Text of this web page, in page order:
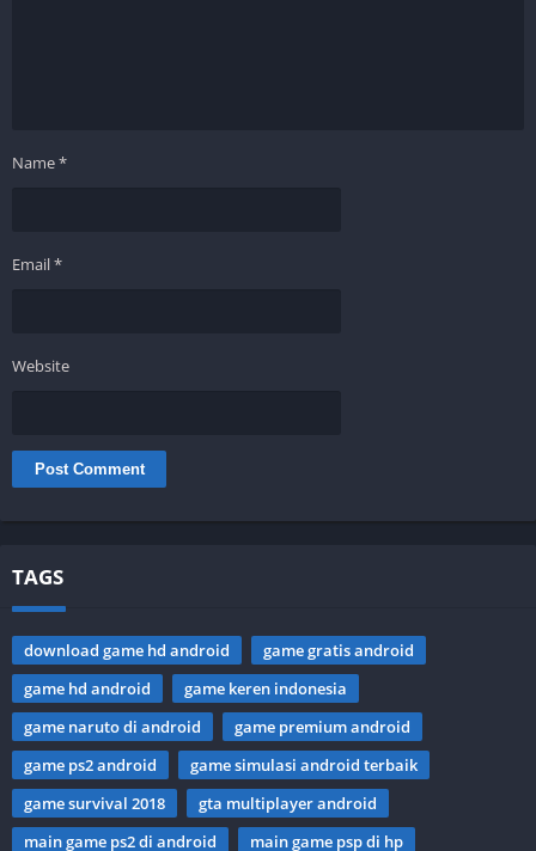
Name*
Email*
Website
TAGS
download game hd android
game gratis android
game hd android
game keren indonesia
game naruto di android
game premium android
game ps2 android
game simulasi android terbaik
game survival 2018
gta multiplayer android
main game ps2 di android
main game psp di hp